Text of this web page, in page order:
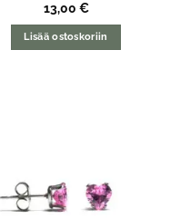
13,00 €
Lisää ostoskoriin